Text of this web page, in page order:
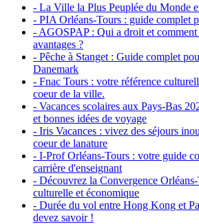
- La Ville la Plus Peuplée du Monde
- PIA Orléans-Tours : guide complet
- AGOSPAP : Qui a droit et comment
avantages ?
- Pêche à Stanget : Guide complet
Danemark
- Fnac Tours : votre référence
coeur de la ville.
- Vacances scolaires aux Pays-Bas
et bonnes idées de voyage
- Iris Vacances : vivez des séjours
coeur de lanature
- I-Prof Orléans-Tours : votre guide
carrière d'enseignant
- Découvrez la Convergence
culturelle et économique
- Durée du vol entre Hong Kong et
devez savoir !